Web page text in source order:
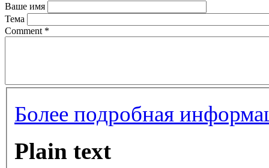
Ваше имя
Тема
Comment *
Более подробная
Plain text